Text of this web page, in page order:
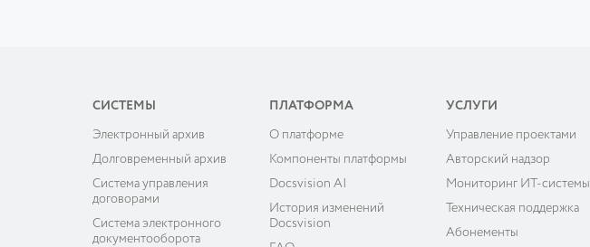
СИСТЕМЫ
Электронный архив
Долговременный архив
Система управления
договорами
Система электронного
документооборота
ПЛАТФОРМА
О платформе
Компоненты платформы
Docsvision AI
История изменений
Docsvision
УСЛУГИ
Управление проектами
Авторский надзор
Мониторинг ИТ-системы
Техническая поддержка
Абонементы